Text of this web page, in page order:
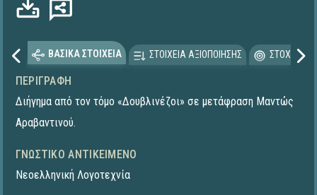
ΒΑΣΙΚΑ ΣΤΟΙΧΕΙΑ ΣΤΟΙΧΕΙΑ ΑΞΙΟΠΟΙΗΣΗΣ
ΠΕΡΙΓΡΑΦΉ
Διήγημα από τον τόμο «Δουβλινέζοι» σε μετάφραση Μαντώς
Αραβαντινού.
ΓΝΩΣΤΙΚΌ ΑΝΤΙΚΕΊΜΕΝΟ
Νεοελληνική Λογοτεχνία